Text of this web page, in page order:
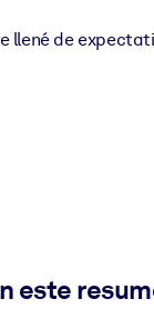
llené de
este